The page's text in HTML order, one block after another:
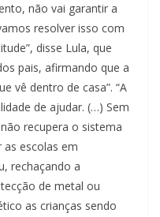
não vai garantir a
resolver isso com
disse Lula, que
pais, afirmando que a
vê dentro de casa”. “A
de ajudar. (…) Sem
recupera o sistema
escolas em
rechaçando a
de metal ou
as crianças sendo